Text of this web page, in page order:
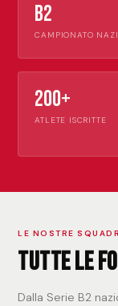
B2
CAMPIONATO
200+
ATLETE ISCRITTE
LE NOSTRE
Tutte le
Dalla Serie B2